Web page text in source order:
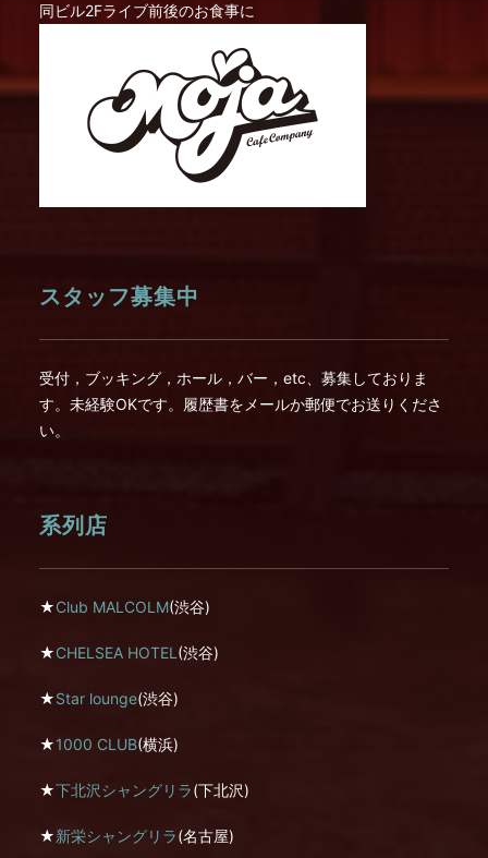
同ビル2Fライブ前後のお食事に
スタッフ募集中
受付，ブッキング，ホール，バー，etc、募集しておりま
す。未経験OKです。履歴書をメールか郵便でお送りくださ
い。
系列店
★Club MALCOLM(渋谷)
★CHELSEA HOTEL (渋谷)
★Star lounge(渋谷)
★1000 CLUB(横浜)
★下北沢シャングリラ(下北沢)
★新栄シャングリラ(名古屋)